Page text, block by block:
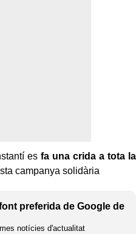
esfa una crida a tota la
campanya solidària
preferida de Google de
notícies d'actualitat